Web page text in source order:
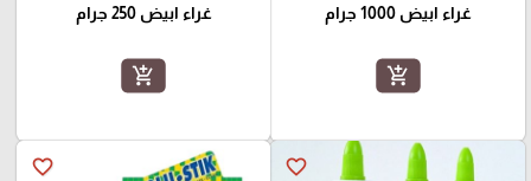
غراء ابيض 1000 جرام
add_shopping_cart
غراء ابيض 250 جرام
add_shopping_cart
favorite_border
favorite_border